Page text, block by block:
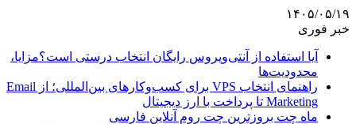
۱۴۰۵/۰۵/۱۹
خبر فوری
آیا استفاده از آنتی‌ویروس رایگان انتخاب درستی است؟مزایا،
محدودیت‌ها
راهنمای انتخاب VPS برای کسب‌وکارهای بین‌المللی؛ از Email
Marketing تا پرداخت با ارز دیجیتال
ماه چت بروزترین چت روم آنلاین فارسی